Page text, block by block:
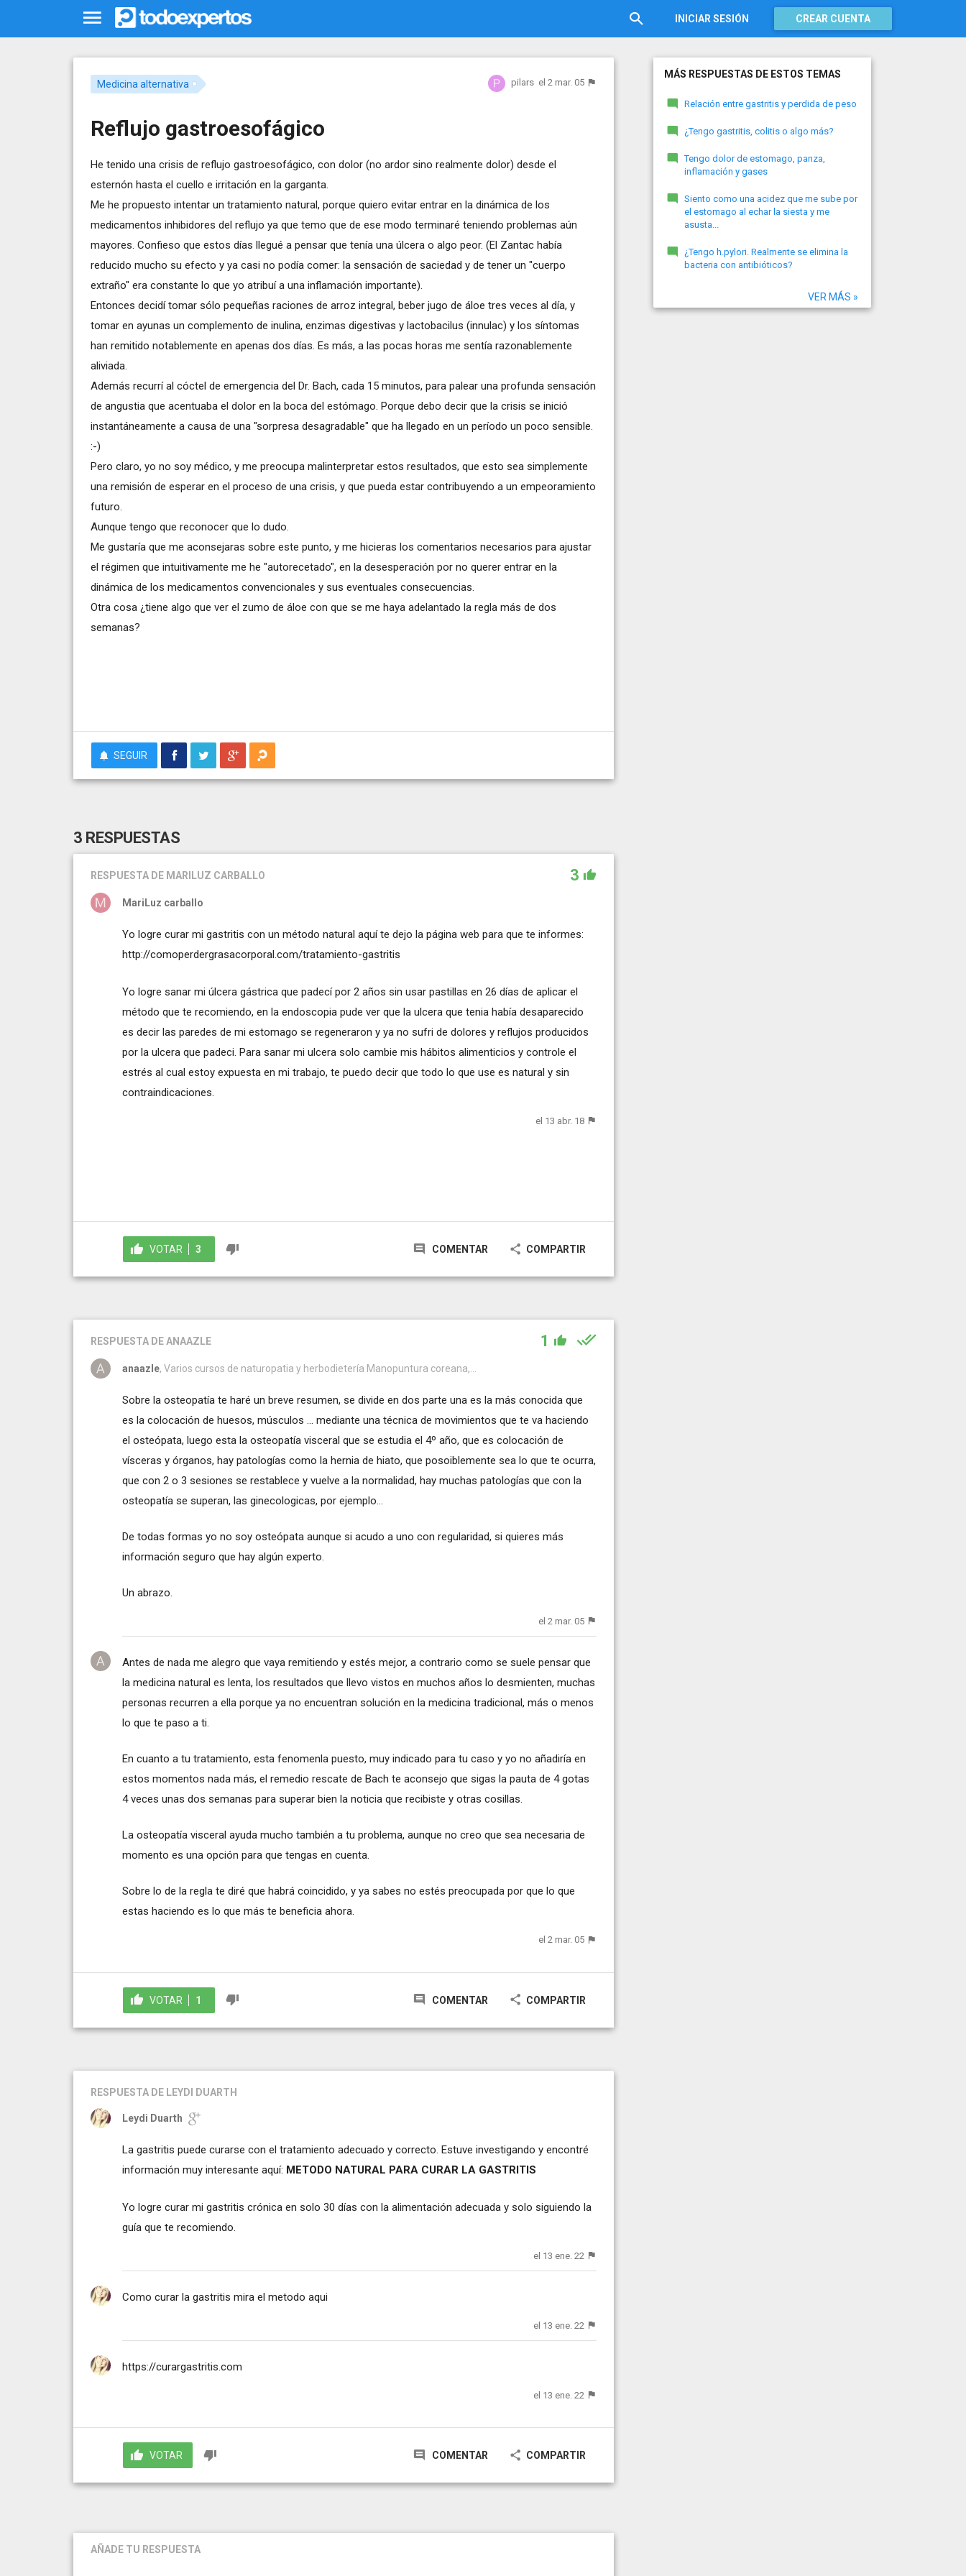
INICIAR SESIÓN CREAR CUENTA
Medicina alternativa pilars el 2 mar. 05
Reflujo gastroesofágico
He tenido una crisis de reflujo gastroesofágico, con dolor (no ardor sino realmente dolor) desde el
esternón hasta el cuello e irritación en la garganta.
Me he propuesto intentar un tratamiento natural, porque quiero evitar entrar en la dinámica de los
medicamentos inhibidores del reflujo ya que temo que de ese modo terminaré teniendo problemas aún
mayores. Confieso que estos días llegué a pensar que tenía una úlcera o algo peor. (El Zantac había
reducido mucho su efecto y ya casi no podía comer: la sensación de saciedad y de tener un "cuerpo
extraño" era constante lo que yo atribuí a una inflamación importante).
Entonces decidí tomar sólo pequeñas raciones de arroz integral, beber jugo de áloe tres veces al día, y
tomar en ayunas un complemento de inulina, enzimas digestivas y lactobacilus (innulac) y los síntomas
han remitido notablemente en apenas dos días. Es más, a las pocas horas me sentía razonablemente
aliviada.
Además recurrí al cóctel de emergencia del Dr. Bach, cada 15 minutos, para palear una profunda sensación
de angustia que acentuaba el dolor en la boca del estómago. Porque debo decir que la crisis se inició
instantáneamente a causa de una "sorpresa desagradable" que ha llegado en un período un poco sensible.
:-)
Pero claro, yo no soy médico, y me preocupa malinterpretar estos resultados, que esto sea simplemente
una remisión de esperar en el proceso de una crisis, y que pueda estar contribuyendo a un empeoramiento
futuro.
Aunque tengo que reconocer que lo dudo.
Me gustaría que me aconsejaras sobre este punto, y me hicieras los comentarios necesarios para ajustar
el régimen que intuitivamente me he "autorecetado", en la desesperación por no querer entrar en la
dinámica de los medicamentos convencionales y sus eventuales consecuencias.
Otra cosa ¿tiene algo que ver el zumo de áloe con que se me haya adelantado la regla más de dos
semanas?
SEGUIR
3 RESPUESTAS
RESPUESTA DE MARILUZ CARBALLO 3
MariLuz carballo
Yo logre curar mi gastritis con un método natural aquí te dejo la página web para que te informes:
http://comoperdergrasacorporal.com/tratamiento-gastritis
Yo logre sanar mi úlcera gástrica que padecí por 2 años sin usar pastillas en 26 días de aplicar el
método que te recomiendo, en la endoscopia pude ver que la ulcera que tenia había desaparecido
es decir las paredes de mi estomago se regeneraron y ya no sufri de dolores y reflujos producidos
por la ulcera que padeci. Para sanar mi ulcera solo cambie mis hábitos alimenticios y controle el
estrés al cual estoy expuesta en mi trabajo, te puedo decir que todo lo que use es natural y sin
contraindicaciones.
el 13 abr. 18
VOTAR 3 COMENTAR COMPARTIR
RESPUESTA DE ANAAZLE 1
anaazle, Varios cursos de naturopatia y herbodietería Manopuntura coreana,...
Sobre la osteopatía te haré un breve resumen, se divide en dos parte una es la más conocida que
es la colocación de huesos, músculos ... mediante una técnica de movimientos que te va haciendo
el osteópata, luego esta la osteopatía visceral que se estudia el 4º año, que es colocación de
vísceras y órganos, hay patologías como la hernia de hiato, que posoiblemente sea lo que te ocurra,
que con 2 o 3 sesiones se restablece y vuelve a la normalidad, hay muchas patologías que con la
osteopatía se superan, las ginecologicas, por ejemplo...
De todas formas yo no soy osteópata aunque si acudo a uno con regularidad, si quieres más
información seguro que hay algún experto.
Un abrazo.
el 2 mar. 05
Antes de nada me alegro que vaya remitiendo y estés mejor, a contrario como se suele pensar que
la medicina natural es lenta, los resultados que llevo vistos en muchos años lo desmienten, muchas
personas recurren a ella porque ya no encuentran solución en la medicina tradicional, más o menos
lo que te paso a ti.
En cuanto a tu tratamiento, esta fenomenla puesto, muy indicado para tu caso y yo no añadiría en
estos momentos nada más, el remedio rescate de Bach te aconsejo que sigas la pauta de 4 gotas
4 veces unas dos semanas para superar bien la noticia que recibiste y otras cosillas.
La osteopatía visceral ayuda mucho también a tu problema, aunque no creo que sea necesaria de
momento es una opción para que tengas en cuenta.
Sobre lo de la regla te diré que habrá coincidido, y ya sabes no estés preocupada por que lo que
estas haciendo es lo que más te beneficia ahora.
el 2 mar. 05
VOTAR 1 COMENTAR COMPARTIR
RESPUESTA DE LEYDI DUARTH
Leydi Duarth
La gastritis puede curarse con el tratamiento adecuado y correcto. Estuve investigando y encontré
información muy interesante aquí: METODO NATURAL PARA CURAR LA GASTRITIS
Yo logre curar mi gastritis crónica en solo 30 días con la alimentación adecuada y solo siguiendo la
guía que te recomiendo.
el 13 ene. 22
Como curar la gastritis mira el metodo aqui
el 13 ene. 22
https://curargastritis.com
el 13 ene. 22
VOTAR COMENTAR COMPARTIR
AÑADE TU RESPUESTA
MÁS RESPUESTAS DE ESTOS TEMAS
Relación entre gastritis y perdida de peso
¿Tengo gastritis, colitis o algo más?
Tengo dolor de estomago, panza,
inflamación y gases
Siento como una acidez que me sube por
el estomago al echar la siesta y me
asusta...
¿Tengo h.pylori. Realmente se elimina la
bacteria con antibióticos?
VER MÁS »